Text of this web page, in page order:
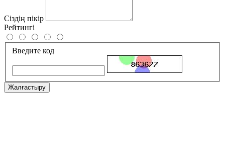
Сіздің пікір
Рейтингі
Введите код
Жалғастыру